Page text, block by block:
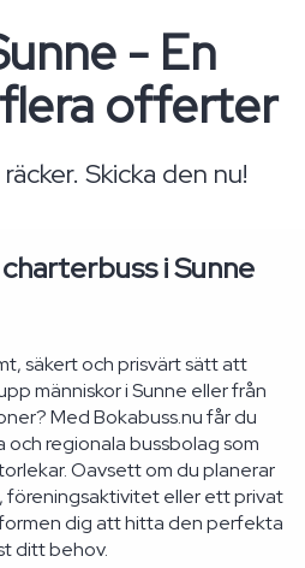
- En
offerter
Skicka den nu!
i Sunne
säkert och prisvärt sätt att
människor i Sunne eller från
Med Bokabuss.nu får du
regionala bussbolag som
Oavsett om du planerar
föreningsaktivitet eller ett privat
dig att hitta den perfekta
ditt behov.